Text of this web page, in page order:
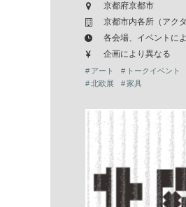
京都府京都市
京都市内各所（アク
各会場、イベントに
企画により異なる
アート トークイベント
北欧展
家具